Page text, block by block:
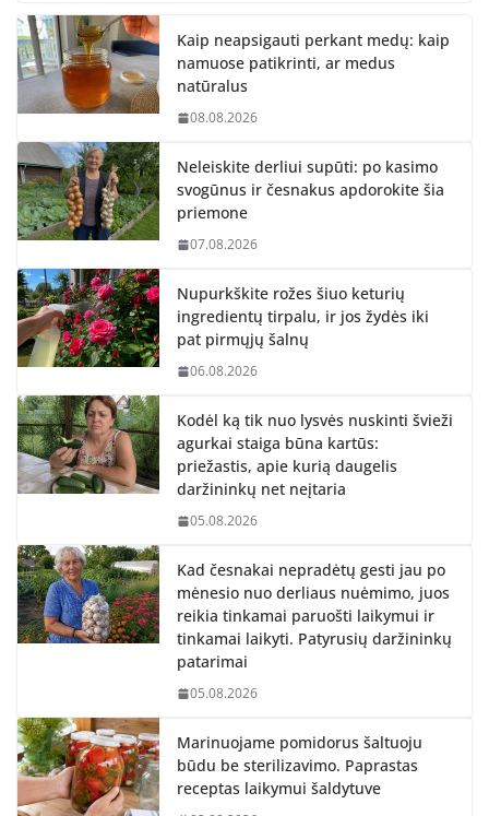
Kaip neapsigauti perkant medų: kaip
namuose patikrinti, ar medus
natūralus
08.08.2026
Neleiskite derliui supūti: po kasimo
svogūnus ir česnakus apdorokite šia
priemone
07.08.2026
Nupurkškite rožes šiuo keturių
ingredientų tirpalu, ir jos žydės iki
pat pirmųjų šalnų
06.08.2026
Kodėl ką tik nuo lysvės nuskinti švieži
agurkai staiga būna kartūs:
priežastis, apie kurią daugelis
daržininkų net neįtaria
05.08.2026
Kad česnakai nepradėtų gesti jau po
mėnesio nuo derliaus nuėmimo, juos
reikia tinkamai paruošti laikymui ir
tinkamai laikyti. Patyrusių daržininkų
patarimai
05.08.2026
Marinuojame pomidorus šaltuoju
būdu be sterilizavimo. Paprastas
receptas laikymui šaldytuve